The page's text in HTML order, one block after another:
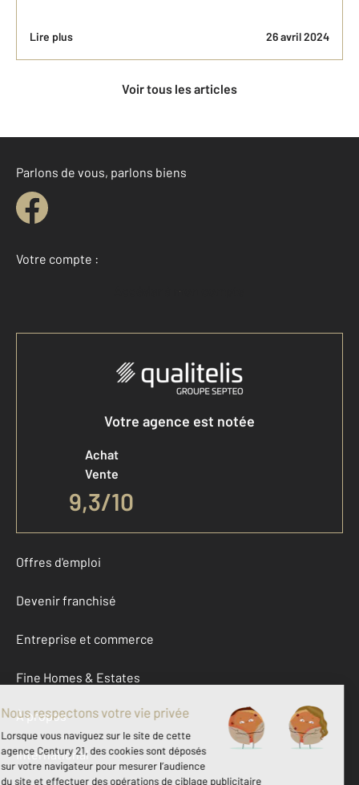
Lire plus 26 avril 2024
Voir tous les articles
Parlons de vous, parlons biens
Votre compte :
Accéder à mon compte
Votre agence est notée
Achat
Vente
9,3/10
Offres d'emploi
Devenir franchisé
Entreprise et commerce
Fine Homes & Estates
À propos
International